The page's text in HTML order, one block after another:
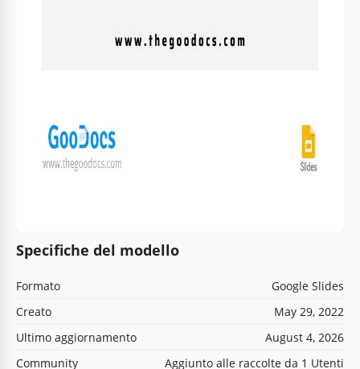
Specifiche del modello
Formato
Google Slides
Creato
May 29, 2022
Ultimo aggiornamento
August 4, 2026
Community
Aggiunto alle raccolte da 1 Utenti